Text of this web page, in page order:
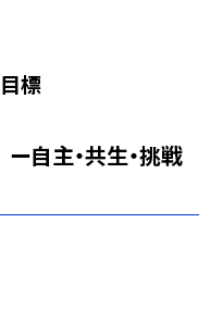
標
自主・共生・挑戦